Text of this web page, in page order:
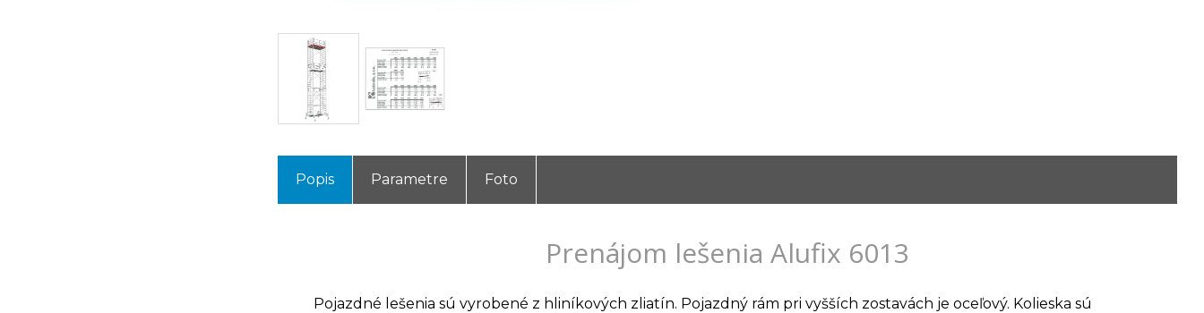
Popis Parametre Foto
Prenájom lešenia Alufix 6013
Pojazdné lešenia sú vyrobené z hliníkových zliatín. Pojazdný rám pri vyšších zostavách je oceľový. Kolieska sú